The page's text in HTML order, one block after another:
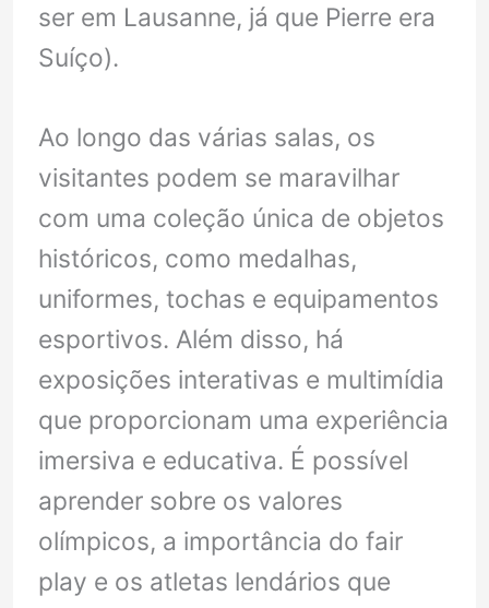
ser em Lausanne, já que Pierre era
Suíço).
Ao longo das várias salas, os
visitantes podem se maravilhar
com uma coleção única de objetos
históricos, como medalhas,
uniformes, tochas e equipamentos
esportivos. Além disso, há
exposições interativas e multimídia
que proporcionam uma experiência
imersiva e educativa. É possível
aprender sobre os valores
olímpicos, a importância do fair
play e os atletas lendários que